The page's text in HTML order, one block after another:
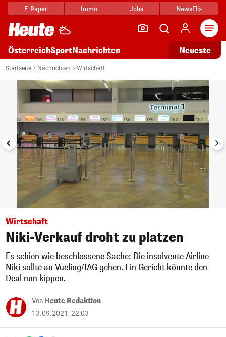
E-Paper Immo Jobs NewsFlix
ÖsterreichSportNachrichten Neueste
Startseite Nachrichten Wirtschaft
1/6
Wirtschaft
Niki-Verkauf droht zu platzen
Es schien wie beschlossene Sache: Die insolvente Airline
Niki sollte an Vueling/IAG gehen. Ein Gericht könnte den
Deal nun kippen.
Von Heute Redaktion
13.09.2021, 22:03